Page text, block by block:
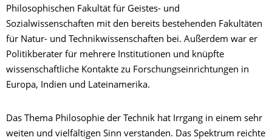
Philosophischen Fakultät für Geistes- und
Sozialwissenschaften mit den bereits bestehenden Fakultäten
für Natur- und Technikwissenschaften bei. Außerdem war er
Politikberater für mehrere Institutionen und knüpfte
wissenschaftliche Kontakte zu Forschungseinrichtungen in
Europa, Indien und Lateinamerika.
Das Thema Philosophie der Technik hat Irrgang in einem sehr
weiten und vielfältigen Sinn verstanden. Das Spektrum reichte